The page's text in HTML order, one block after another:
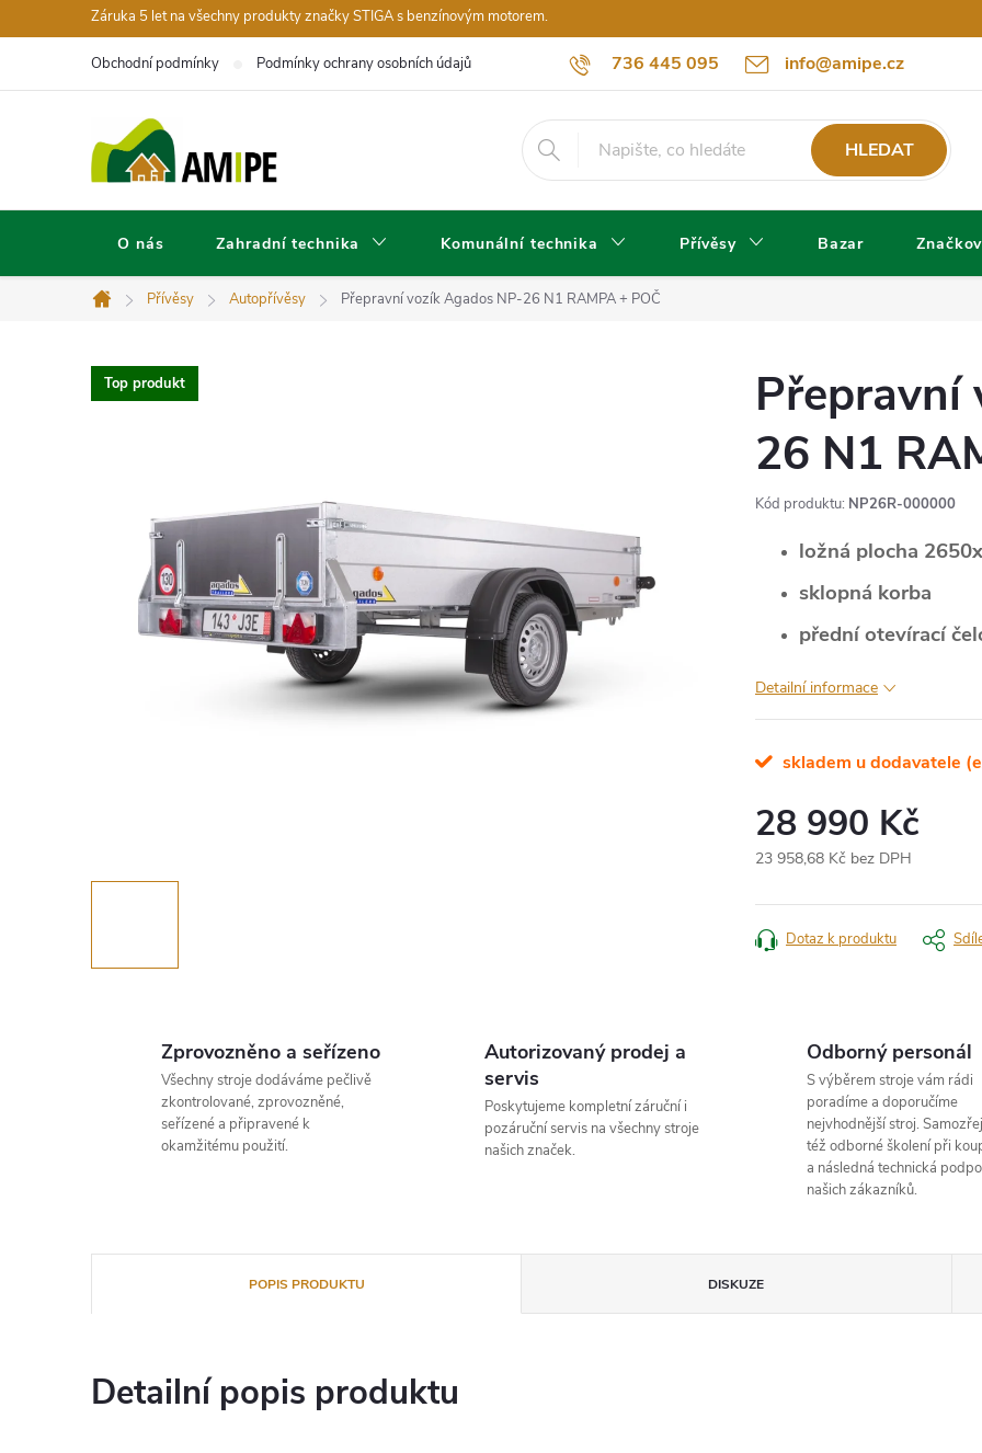
na
Záruka 5 let na všechny produkty značky STIGA s benzínovým motorem.
736 445 095 info@amipe.cz
Obchodní podmínky Podmínky ochrany osobních údajů
HLEDAT
O nás Zahradní technika Komunální technika Přívěsy Bazar
Domů
Přívěsy Autopřívěsy Přepravní vozík Agados NP-26 N1 RAMPA + POČ
Top produkt
Přepravní
26 N1
Kód produktu: NP26R-000000
ložná plocha
sklopná korba
přední otevírací
Detailní informace
skladem u dodavatele
28 990 Kč
23 958,68 Kč bez DPH
cena:
Dotaz k produktu
Zprovozněno a seřízeno
Všechny stroje dodáváme pečlivě
zkontrolované, zprovozněné,
seřízené a připravené k
okamžitému použití.
Autorizovaný prodej a
servis
Poskytujeme kompletní záruční i
pozáruční servis na všechny stroje
našich značek.
Odborný personál
S výběrem stroje vám rádi
poradíme a doporučíme
nejvhodnější stroj.
též odborné školení při
a následná technická
našich zákazníků.
POPIS PRODUKTU DISKUZE
Detailní popis produktu